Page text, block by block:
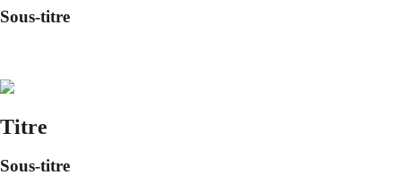
Sous-titre
Titre
Sous-titre